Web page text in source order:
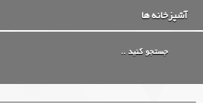
آشپزخانه ها